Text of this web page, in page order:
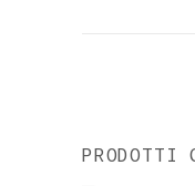
PRODOTTI